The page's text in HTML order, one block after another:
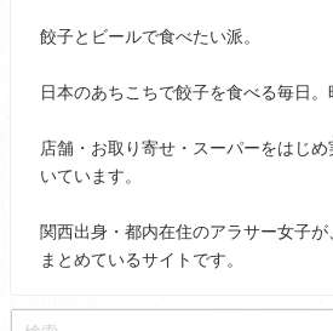
餃子とビールで食べたい派。
日本のあちこちで餃子を食べる毎日。
店舗・お取り寄せ・スーパーをはじ
いています。
関西出身・都内在住のアラサー女子
まとめているサイトです。